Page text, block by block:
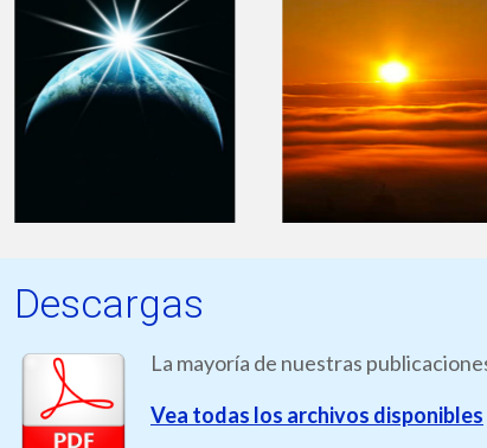
Descargas
La mayoría de nuestras
Vea todas los archivos disponibles